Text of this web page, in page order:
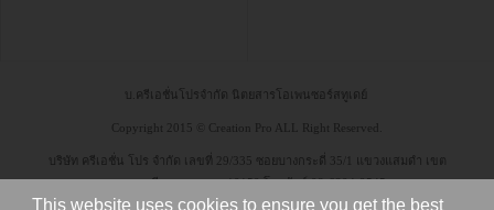
This website uses cookies to ensure you get the best
บ.ครีเอชั่นโปรจำกัด นิตยสารโอเพนซอร์สทูเดย์
Copyright 2015 © Creation Pro ALL Right Reserved.
บริษัท ครีเอชั่น โปร จำกัด เลขที่ 29/335 ซอยบางกระดี่ 35/1 แขวงแสมดำ เขต
บางขุนเทียน กรุงเทพฯ 10150 โทรศัพท์ 08-6304-9545